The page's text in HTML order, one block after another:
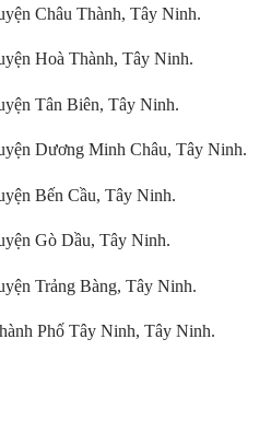
Châu Thành, Tây Ninh.
Hoà Thành, Tây Ninh.
Tân Biên, Tây Ninh.
Dương Minh Châu, Tây Ninh.
Bến Cầu, Tây Ninh.
Gò Dầu, Tây Ninh.
Trảng Bàng, Tây Ninh.
Phố Tây Ninh, Tây Ninh.